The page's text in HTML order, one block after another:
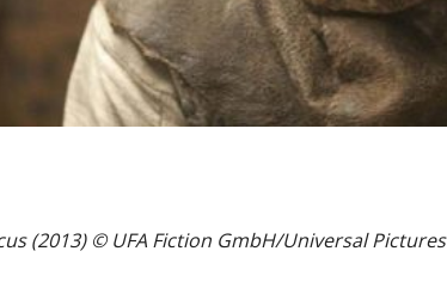
(2013) © UFA Fiction GmbH/Universal Pictures